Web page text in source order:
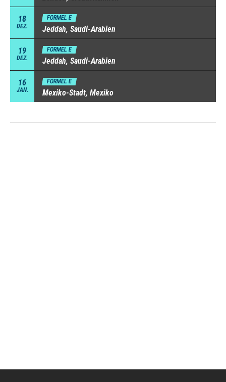
18
DEZ.
FORMEL E
Jeddah, Saudi-Arabien
19
DEZ.
FORMEL E
Jeddah, Saudi-Arabien
16
JAN.
FORMEL E
Mexiko-Stadt, Mexiko